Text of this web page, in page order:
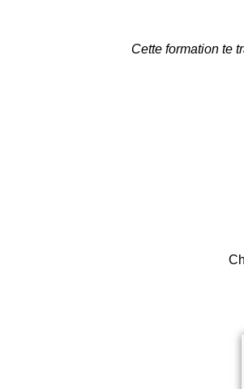
Cette formation te